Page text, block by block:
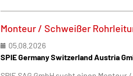
Monteur / Schweißer
05.08.2026
SPIE Germany Switzerland Austria